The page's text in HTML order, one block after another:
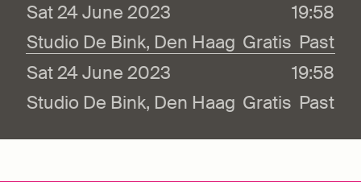
Sat 24 June 2023
19:58
Studio De Bink, Den Haag Gratis Past
Sat 24 June 2023
19:58
Studio De Bink, Den Haag Gratis Past